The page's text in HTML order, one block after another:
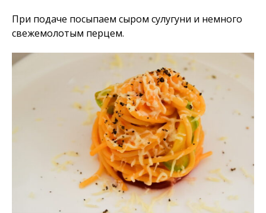
При подаче посыпаем сыром сулугуни и немного
свежемолотым перцем.